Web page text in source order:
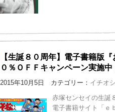
【生誕８０周年】電子書籍版
０％ＯＦＦキャンペーン実施中
2015年10月5日 カテゴリー： イチオシ
赤塚センセイの生誕
電子書籍サイト「